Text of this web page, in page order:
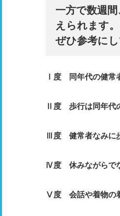
一方で数週
えられます
ぜひ参考にし
度 同年代の健常
度 歩行は同年代
度 健常者なみに
Ⅳ度 休みながらで
Ⅴ 度 会話や着物の